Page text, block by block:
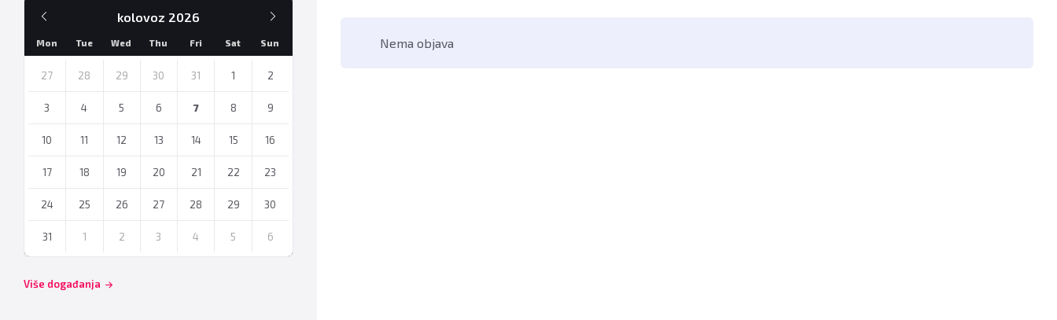
Nema objava
kolovoz 2026
mjesec
mjesec
Mon Tue Wed Thu Fri Sat Sun
dane
27 28 29 30 31 1 2
3 4 5 6 7 8 9
10 11 12 13 14 15 16
17 18 19 20 21 22 23
24 25 26 27 28 29 30
31 1 2 3 4 5 6
to
calendar
Više događanja